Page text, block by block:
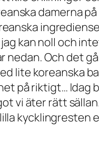
damerna
kan noll och
nedan. Och det
lite koreanska
på riktigt… Idag
vi äter rätt